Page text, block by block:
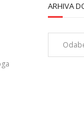
ARHIVA
Arhiva
događaja